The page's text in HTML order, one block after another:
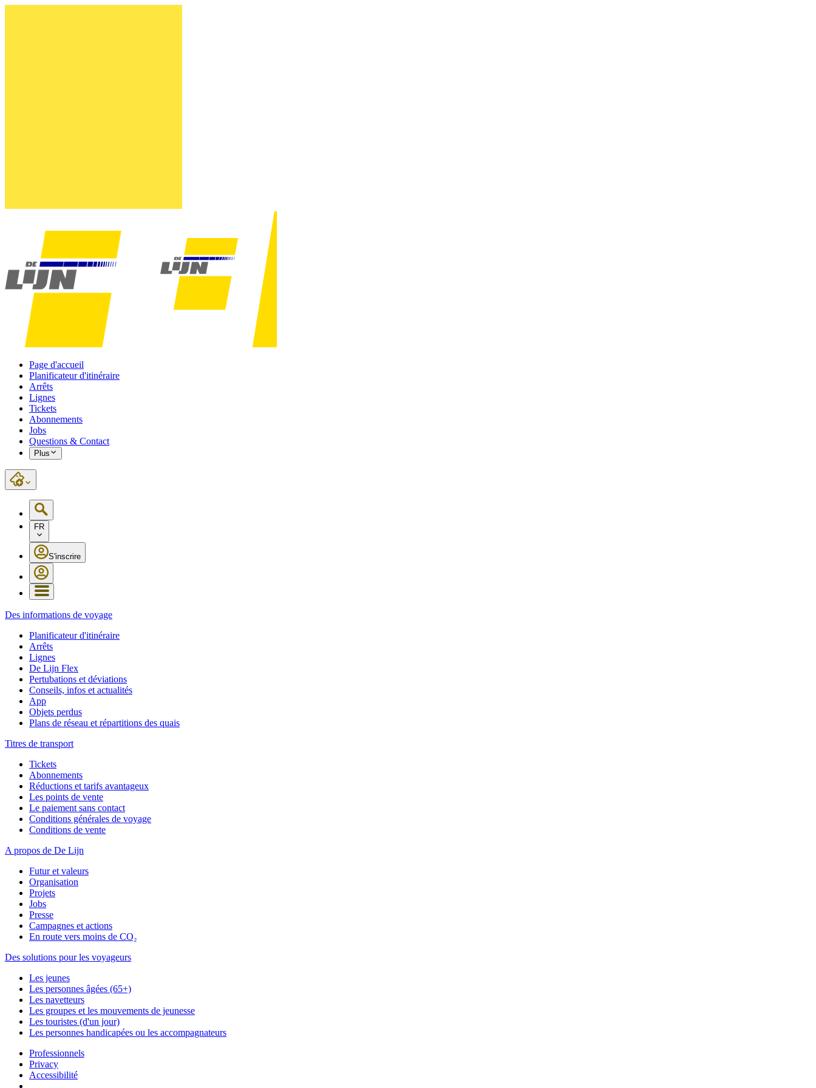
Page d'accueil
Planificateur d'itinéraire
Arrêts
Lignes
Tickets
Abonnements
Jobs
Questions & Contact
Plus
FR
S'inscrire
Des informations de voyage
Planificateur d'itinéraire
Arrêts
Lignes
De Lijn Flex
Pertubations et déviations
Conseils, infos et actualités
App
Objets perdus
Plans de réseau et répartitions des quais
Titres de transport
Tickets
Abonnements
Réductions et tarifs avantageux
Les points de vente
Le paiement sans contact
Conditions générales de voyage
Conditions de vente
A propos de De Lijn
Futur et valeurs
Organisation
Projets
Jobs
Presse
Campagnes et actions
En route vers moins de CO₂
Des solutions pour les voyageurs
Les jeunes
Les personnes âgées (65+)
Les navetteurs
Les groupes et les mouvements de jeunesse
Les touristes (d'un jour)
Les personnes handicapées ou les accompagnateurs
Professionnels
Privacy
Accessibilité